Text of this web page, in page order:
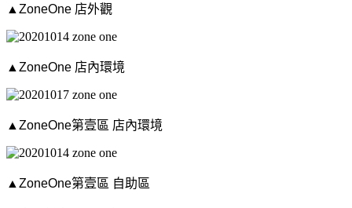
▲ZoneOne 店外觀
▲ZoneOne 店內環境
▲ZoneOne第壹區 店內環境
▲ZoneOne第壹區 自助區